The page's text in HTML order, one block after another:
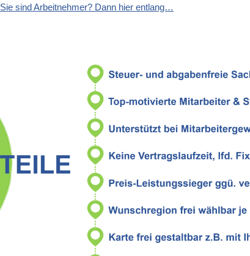
Sie sind Arbeitnehmer? Dann hier entlang…